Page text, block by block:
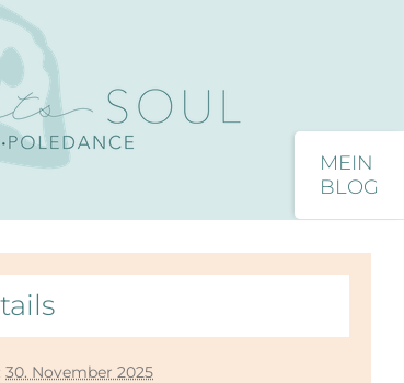
30. November 2025
Toggle
Sliding
Area
Close